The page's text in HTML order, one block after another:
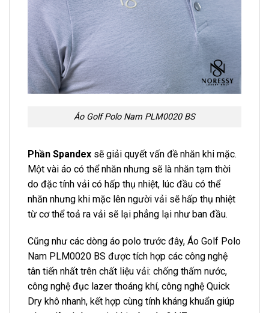
Áo Golf Polo Nam PLM0020 BS
Phần Spandex sẽ giải quyết vấn đề nhăn khi mặc.
Một vài áo có thể nhăn nhưng sẽ là nhăn tạm thời
do đặc tính vải có hấp thụ nhiệt, lúc đầu có thể
nhăn nhưng khi mặc lên người vải sẽ hấp thụ nhiệt
từ cơ thể toả ra vải sẽ lại phẳng lại như ban đầu.
Cũng như các dòng áo polo trước đây, Áo Golf Polo
Nam PLM0020 BS được tích hợp các công nghệ
tân tiến nhất trên chất liệu vải: chống thấm nước,
công nghệ đục lazer thoáng khí, công nghệ Quick
Dry khô nhanh, kết hợp cùng tính kháng khuẩn giúp